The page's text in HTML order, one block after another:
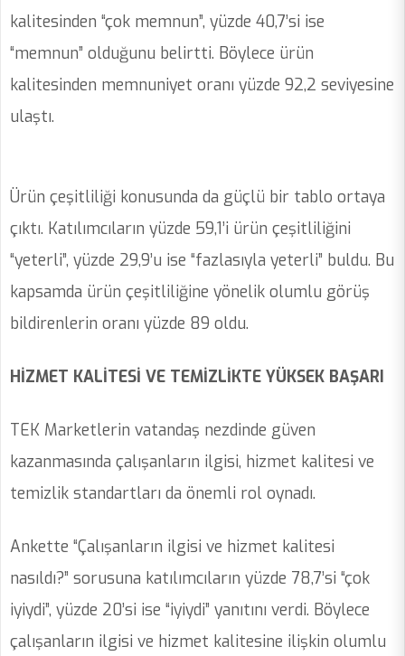
kalitesinden “çok memnun”, yüzde 40,7’si ise
“memnun” olduğunu belirtti. Böylece ürün
kalitesinden memnuniyet oranı yüzde 92,2 seviyesine
ulaştı.
Ürün çeşitliliği konusunda da güçlü bir tablo ortaya
çıktı. Katılımcıların yüzde 59,1’i ürün çeşitliliğini
“yeterli”, yüzde 29,9’u ise “fazlasıyla yeterli” buldu. Bu
kapsamda ürün çeşitliliğine yönelik olumlu görüş
bildirenlerin oranı yüzde 89 oldu.
HİZMET KALİTESİ VE TEMİZLİKTE YÜKSEK BAŞARI
TEK Marketlerin vatandaş nezdinde güven
kazanmasında çalışanların ilgisi, hizmet kalitesi ve
temizlik standartları da önemli rol oynadı.
Ankette “Çalışanların ilgisi ve hizmet kalitesi
nasıldı?” sorusuna katılımcıların yüzde 78,7’si “çok
iyiydi”, yüzde 20’si ise “iyiydi” yanıtını verdi. Böylece
çalışanların ilgisi ve hizmet kalitesine ilişkin olumlu